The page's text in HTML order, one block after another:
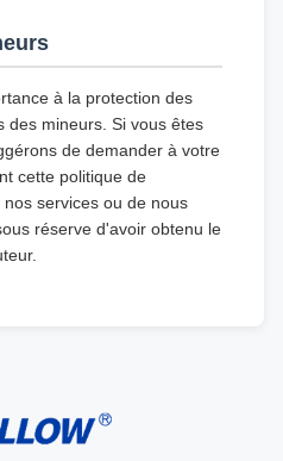
à la protection des
des mineurs. Si vous êtes
de demander à votre
cette politique de
services ou de nous
réserve d'avoir obtenu le